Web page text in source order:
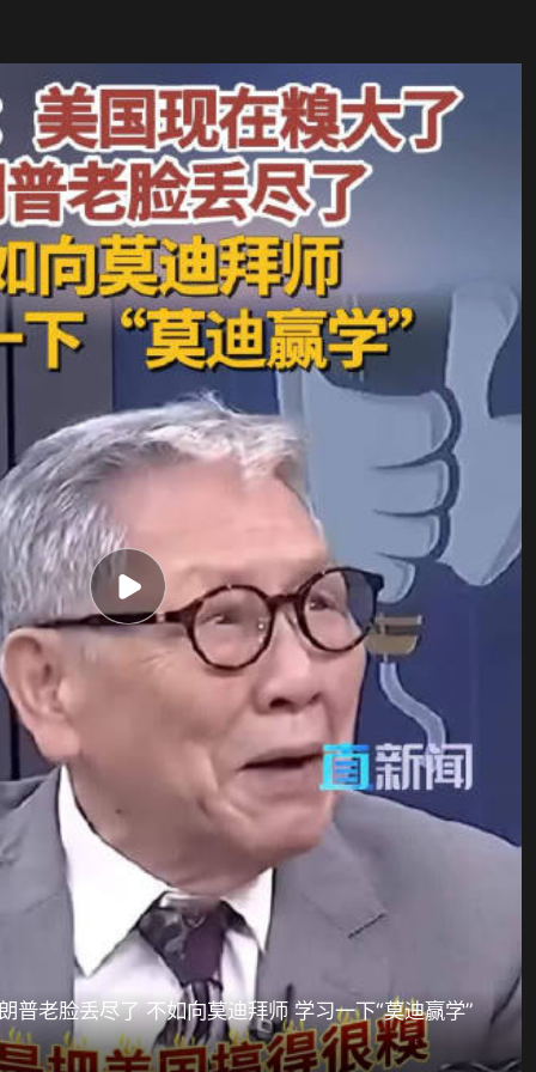
普老脸丢尽了 不如向莫迪拜师 学习一下“莫迪赢学”